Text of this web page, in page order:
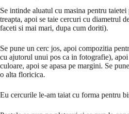
Se intinde aluatul cu masina pentru taietei
treapta, apoi se taie cercuri cu diametrul
faceti si mai mari, dupa cum doriti).
Se pune un cerc jos, apoi compozitia
cu ajutorul unui pos ca in fotografie), apoi
culoare, apoi se apasa pe margini. Se
o alta floricica.
Eu cercurile le-am taiat cu forma pentru